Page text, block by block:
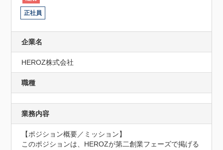
正社員
企業名
HEROZ株式会社
職種
業務内容
【ポジション概要／ミッション】
このポジションは、HEROZが第二創業フェーズで掲げる